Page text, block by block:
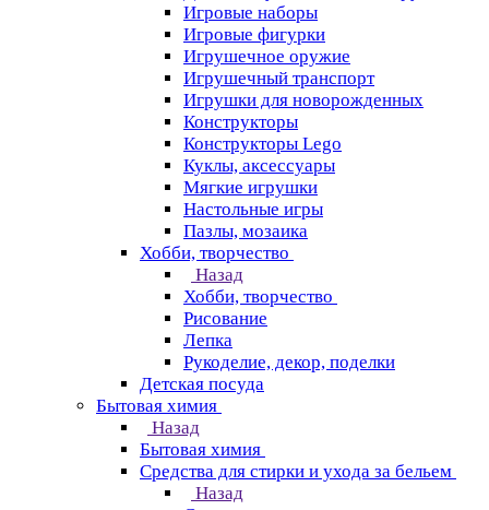
Игровые наборы
Игровые фигурки
Игрушечное оружие
Игрушечный транспорт
Игрушки для новорожденных
Конструкторы
Конструкторы Lego
Куклы, аксессуары
Мягкие игрушки
Настольные игры
Пазлы, мозаика
Хобби, творчество
Назад
Хобби, творчество
Рисование
Лепка
Рукоделие, декор, поделки
Детская посуда
Бытовая химия
Назад
Бытовая химия
Средства для стирки и ухода за бельем
Назад